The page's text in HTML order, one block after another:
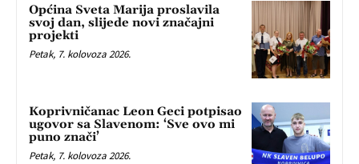
Općina Sveta Marija proslavila
svoj dan, slijede novi značajni
projekti
Petak, 7. kolovoza 2026.
Koprivničanac Leon Geci potpisao
ugovor sa Slavenom: ‘Sve ovo mi
puno znači’
Petak, 7. kolovoza 2026.